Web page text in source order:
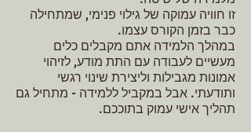
זו חוויה עמוקה של גילוי פנימי, שמתחילה
כבר בזמן הקורס עצמו.
במהלך הלמידה אתם מקבלים כלים
מעשיים לעבודה עם התת מודע, לזיהוי
אמונות מגבילות וליצירת שינוי רגשי
ותודעתי. אבל במקביל ללמידה - מתחיל גם
תהליך אישי עמוק בתוככם.